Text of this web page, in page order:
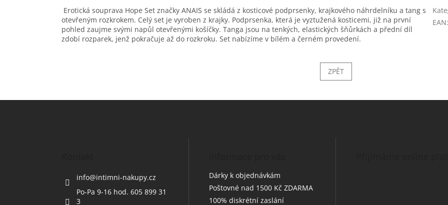
Erotická souprava Hope Set značky ANAIS se skládá z kosticové podprsenky, krajkového náhrdelníku a tang s
otevřeným rozkrokem. Celý set je vyroben z krajky. Podprsenka, která je vyztužená kosticemi, již na první
pohled zaujme svými napůl otevřenými košíčky. Tanga jsou na tenkých, elastických šňůrkách a přední díl
zdobí rozparek, jenž pokračuje až do rozkroku. Set nabízíme v bílém a černém provedení.
EAN:
ZPĚT
Z
info@intimni-nakupy.cz
Po-Pa 9-16 hod. 605 899 31
3
Dárky k objednávkám
Poštovné nad 1500 Kč ZDARMA
100% diskrétní zaslání